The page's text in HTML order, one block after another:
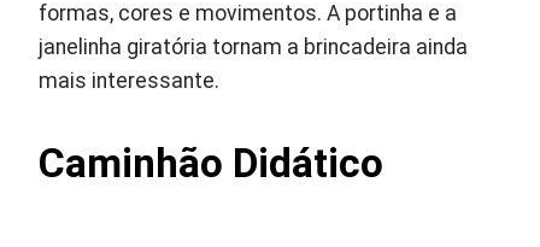
formas, cores e movimentos. A portinha e a
janelinha giratória tornam a brincadeira ainda
mais interessante.
Caminhão Didático